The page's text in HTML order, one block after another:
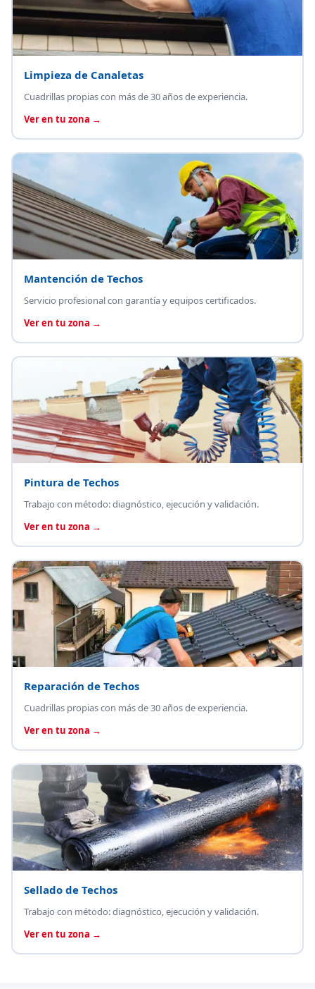
Limpieza de Canaletas
Cuadrillas propias con más de 30 años de experiencia.
Ver en tu zona →
Mantención de Techos
Servicio profesional con garantía y equipos certificados.
Ver en tu zona →
Pintura de Techos
Trabajo con método: diagnóstico, ejecución y validación.
Ver en tu zona →
Reparación de Techos
Cuadrillas propias con más de 30 años de experiencia.
Ver en tu zona →
Sellado de Techos
Trabajo con método: diagnóstico, ejecución y validación.
Ver en tu zona →